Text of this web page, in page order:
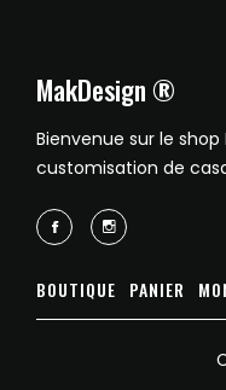
MakDesign ®
Bienvenue sur le
customisation de
BOUTIQUE PANIER